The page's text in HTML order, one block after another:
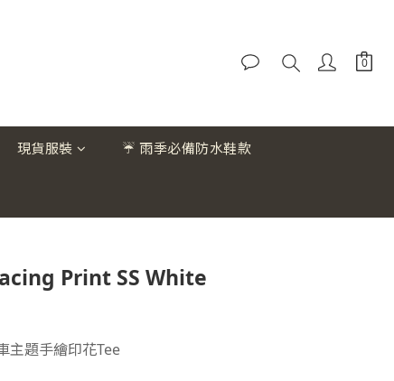
現貨服裝 ☔ 雨季必備防水鞋款
Print SS White
主題手繪印花Tee